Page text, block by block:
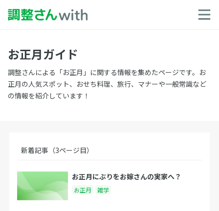
お正月ガイド
調整さんによる「お正月」に関する情報を集めたページです。お
正月の人気スポット、おせち料理、旅行、マナーや一般常識など
の情報を紹介しています！
新着記事（3ページ目）
お正月にぶりをお嫁さんの実家へ？
お正月 雑学